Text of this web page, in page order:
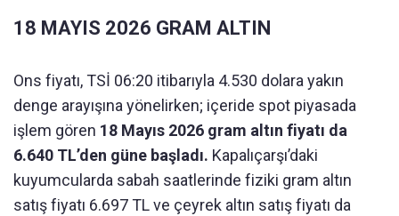
18 MAYIS 2026 GRAM ALTIN
Ons fiyatı, TSİ 06:20 itibarıyla 4.530 dolara yakın
denge arayışına yönelirken; içeride spot piyasada
işlem gören 18 Mayıs 2026 gram altın fiyatı da
6.640 TL’den güne başladı. Kapalıçarşı’daki
kuyumcularda sabah saatlerinde fiziki gram altın
satış fiyatı 6.697 TL ve çeyrek altın satış fiyatı da